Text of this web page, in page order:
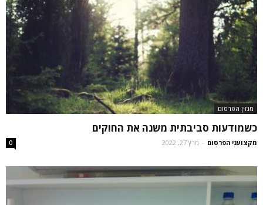
מגזין הפרסום
כשמודעות סביבתית משנה את החוקים
מקצועני הפרסום - מרץ 27, 2022 0